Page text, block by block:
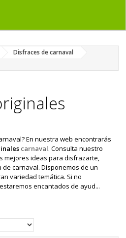
+
Disfraces de carnaval
En nuestra web encontrarás
carnaval. Consulta nuestro
mejores ideas para disfrazarte,
carnaval. Disponemos de un
variedad temática. Si no
encantados de ayud...